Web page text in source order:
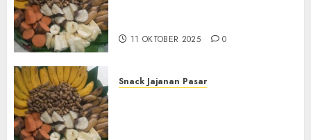
11 OKTOBER 2025 0
Snack Jajanan Pasar